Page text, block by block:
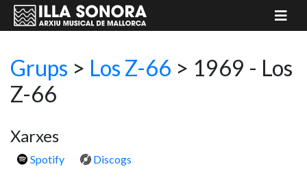
Grups > Los Z-66 > 1969 - Los
Z-66
Xarxes
Spotify Discogs